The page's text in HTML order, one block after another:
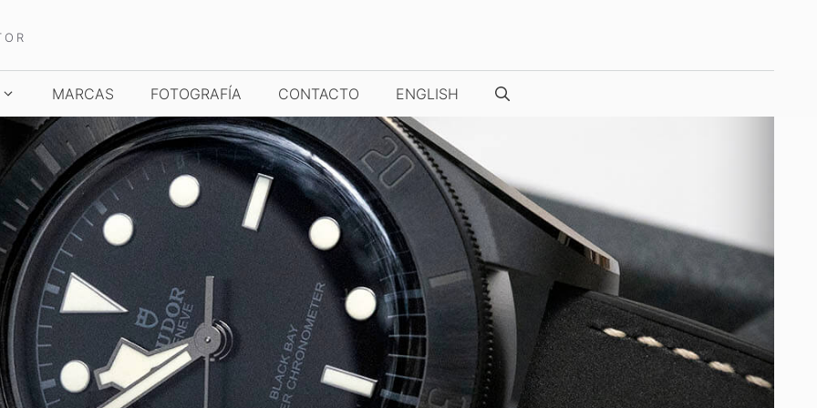
AND WONDERS TIME TO WATCHES NUESTRAS FOTOS / VÍDEOS
MARCAS FOTOGRAFÍA CONTACTO ENGLISH